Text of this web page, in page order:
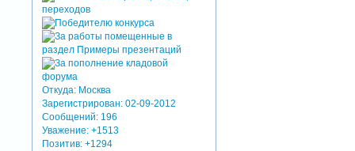
Откуда: Москва
Зарегистрирован: 02-09-2012
Сообщений: 196
Уважение: +1513
Позитив: +1294